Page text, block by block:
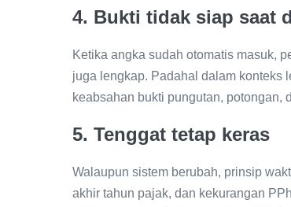
4. Bukti tidak siap saat
Ketika angka sudah otomatis masuk,
juga lengkap. Padahal dalam konteks
keabsahan bukti pungutan, potongan,
5. Tenggat tetap keras
Walaupun sistem berubah, prinsip
akhir tahun pajak, dan kekurangan